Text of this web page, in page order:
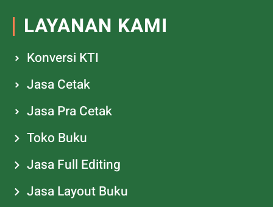
LAYANAN KAMI
Konversi KTI
Jasa Cetak
Jasa Pra Cetak
Toko Buku
Jasa Full Editing
Jasa Layout Buku